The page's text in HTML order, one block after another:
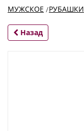
МУЖСКОЕ РУБАШКИ
Назад